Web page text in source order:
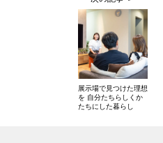
展示場で見つけた理想
を 自分たちらしくか
たちにした暮らし